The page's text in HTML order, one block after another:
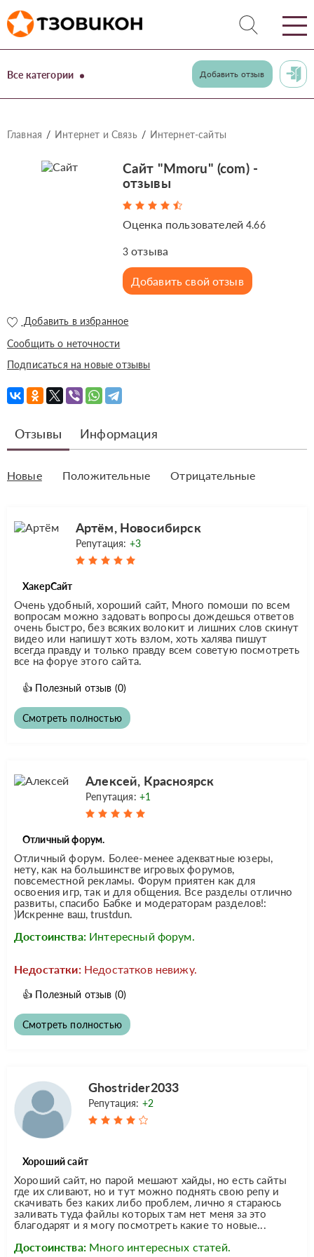
Все категории Добавить отзыв
Главная Интернет и Связь Интернет-сайты
Сайт "Mmoru" (com) -
отзывы
Оценка пользователей4.66
3отзыва
Добавить свой отзыв
Добавить в избранное
Сообщить о неточности
Подписаться на новые отзывы
Отзывы Информация
Новые Положительные Отрицательные
Артём, Новосибирск
Репутация: +3
ХакерСайт
Очень удобный, хороший сайт, Много помоши по всем
вопросам можно задовать вопросы дождешься ответов
очень быстро, без всяких волокит и лишних слов скинут
видео или напишут хоть взлом, хоть халява пишут
всегда правду и только правду всем советую посмотреть
все на форуе этого сайта.
👍 Полезный отзыв (0)
Смотреть полностью
Алексей, Красноярск
Репутация: +1
Отличный форум.
Отличный форум. Более-менее адекватные юзеры,
нету, как на большинстве игровых форумов,
повсеместной рекламы. Форум приятен как для
освоения игр, так и для общения. Все разделы отлично
развиты, спасибо Бабке и модераторам разделов!:
)Искренне ваш, trustdun.
Достоинства: Интересный форум.
Недостатки: Недостатков невижу.
👍 Полезный отзыв (0)
Смотреть полностью
Ghostrider2033
Репутация: +2
Хороший сайт
Хороший сайт, но парой мешают хайды, но есть сайты
где их сливают, но и тут можно поднять свою репу и
скачивать без каких либо проблем, лично я стараюсь
заливать туда файлы которых там нет меня за это
благодарят и я могу посмотреть какие то новые...
Достоинства: Много интересных статей.